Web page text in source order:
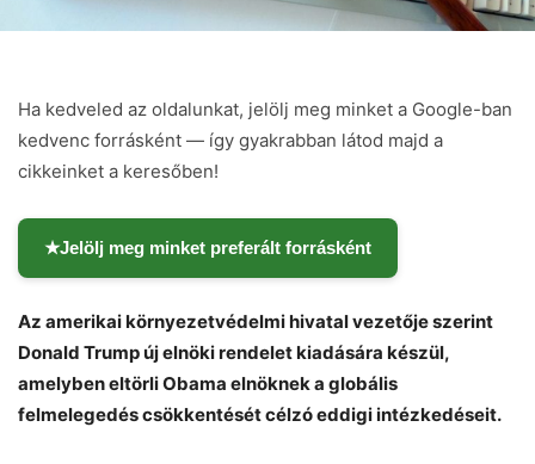
Ha kedveled az oldalunkat, jelölj meg minket a Google-ban
kedvenc forrásként — így gyakrabban látod majd a
cikkeinket a keresőben!
★Jelölj meg minket preferált forrásként
Az amerikai környezetvédelmi hivatal vezetője szerint
Donald Trump új elnöki rendelet kiadására készül,
amelyben eltörli Obama elnöknek a globális
felmelegedés csökkentését célzó eddigi intézkedéseit.